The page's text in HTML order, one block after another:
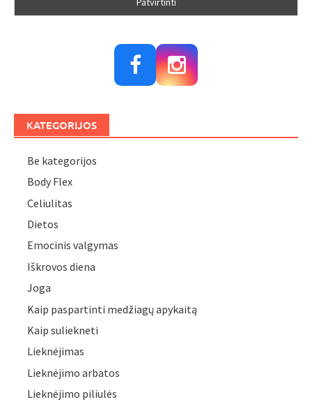
KATEGORIJOS
Be kategorijos
Body Flex
Celiulitas
Dietos
Emocinis valgymas
Iškrovos diena
Joga
Kaip paspartinti medžiagų apykaitą
Kaip suliekneti
Lieknėjimas
Lieknėjimo arbatos
Lieknėjimo piliulės